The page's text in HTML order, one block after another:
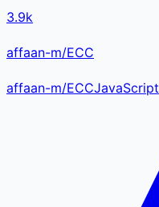
3.9k
affaan-m/ECC
affaan-m/ECCJavaScript